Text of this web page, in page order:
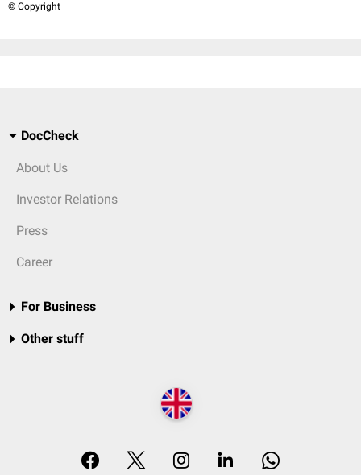
© Copyright
DocCheck
About Us
Investor Relations
Press
Career
For Business
Other stuff